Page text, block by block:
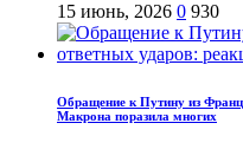
15 июнь, 2026 0 930
Обращение к Путину из
Макрона поразила многих